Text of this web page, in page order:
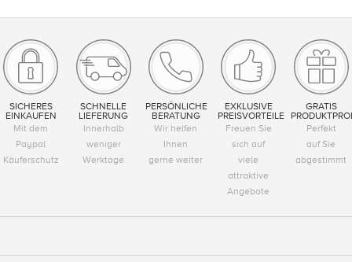
SICHERES
EINKAUFEN
Mit dem
Paypal
Käuferschutz
SCHNELLE
LIEFERUNG
Innerhalb
weniger
Werktage
PERSÖNLICHE
BERATUNG
Wir helfen
Ihnen
gerne weiter
EXKLUSIVE
PREISVORTEILE
Freuen Sie
sich auf
viele
attraktive
Angebote
GRATIS
Perfekt
auf Sie
abgestimmt